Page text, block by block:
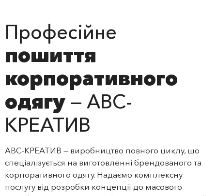
Професійне
пошиття
корпоративного
одягу — АВС-
КРЕАТИВ
АВС-КРЕАТИВ — виробництво повного циклу, що
спеціалізується на виготовленні брендованого та
корпоративного одягу. Надаємо комплексну
послугу від розробки концепції до масового